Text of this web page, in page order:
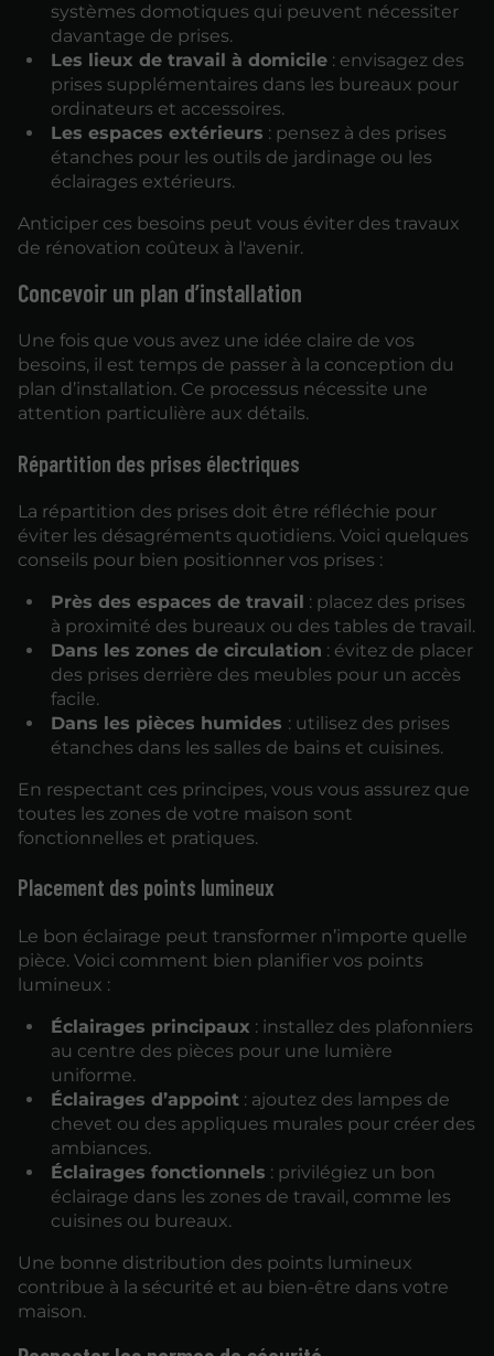
systèmes domotiques qui peuvent nécessiter
davantage de prises.
Les lieux de travail à domicile: envisagez des
prises supplémentaires dans les bureaux pour
ordinateurs et accessoires.
Les espaces extérieurs : pensez à des prises
étanches pour les outils de jardinage ou les
éclairages extérieurs.
Anticiper ces besoins peut vous éviter des travaux
de rénovation coûteux à l'avenir.
Concevoir un plan d’installation
Une fois que vous avez une idée claire de vos
besoins, il est temps de passer à la conception du
plan d’installation. Ce processus nécessite une
attention particulière aux détails.
Répartition des prises électriques
La répartition des prises doit être réfléchie pour
éviter les désagréments quotidiens. Voici quelques
conseils pour bien positionner vos prises :
Près des espaces de travail : placez des prises
à proximité des bureaux ou des tables de travail.
Dans les zones de circulation : évitez de placer
des prises derrière des meubles pour un accès
facile.
Dans les pièces humides : utilisez des prises
étanches dans les salles de bains et cuisines.
En respectant ces principes, vous vous assurez que
toutes les zones de votre maison sont
fonctionnelles et pratiques.
Placement des points lumineux
Le bon éclairage peut transformer n’importe quelle
pièce. Voici comment bien planifier vos points
lumineux :
Éclairages principaux : installez des plafonniers
au centre des pièces pour une lumière
uniforme.
Éclairages d’appoint: ajoutez des lampes de
chevet ou des appliques murales pour créer des
ambiances.
Éclairages fonctionnels : privilégiez un bon
éclairage dans les zones de travail, comme les
cuisines ou bureaux.
Une bonne distribution des points lumineux
contribue à la sécurité et au bien-être dans votre
maison.